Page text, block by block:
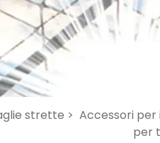
strette > Accessori per
per